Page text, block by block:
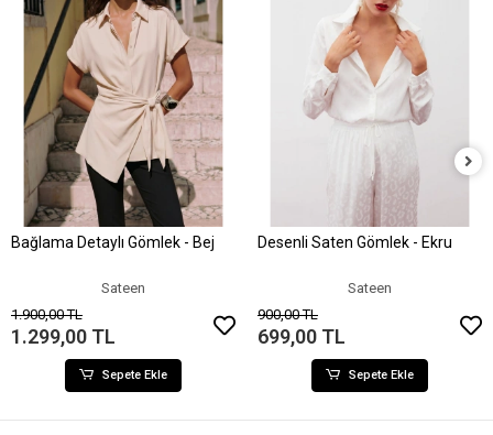
Sepete Ekle
Bağlama Detaylı Gömlek - Bej
Sateen
1.900,00 TL
1.299,00 TL
Sepete Ekle
Sepete Ekle
Desenli Saten Gömlek - Ekru
Sateen
900,00 TL
699,00 TL
Sepete Ekle